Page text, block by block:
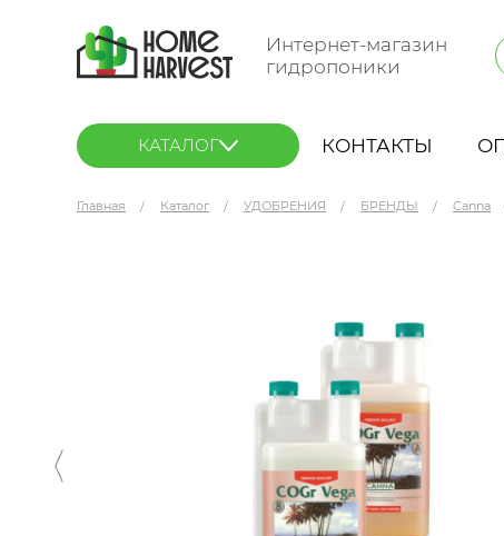
Интернет-магазин
гидропоники
КАТАЛОГ КОНТАКТЫ
Главная Каталог УДОБРЕНИЯ БРЕНДЫ Canna